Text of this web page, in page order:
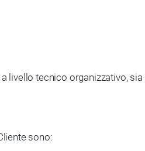
livello tecnico organizzativo, sia
sono: